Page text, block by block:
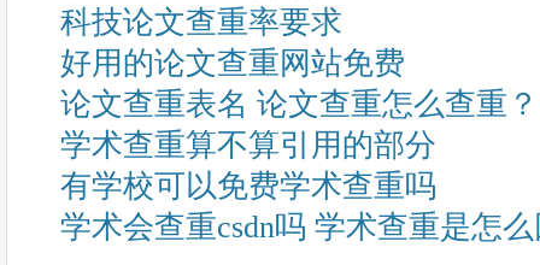
科技论文查重率要求
好用的论文查重网站免费
论文查重表名 论文查重怎么查重？
学术查重算不算引用的部分
有学校可以免费学术查重吗
学术会查重csdn吗 学术查重是怎